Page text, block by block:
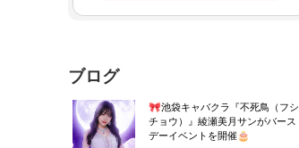
ブログ
🎀池袋キャバクラ『不死鳥（フシ
チョウ）』綾瀬美月サンがバース
デーイベントを開催🎂